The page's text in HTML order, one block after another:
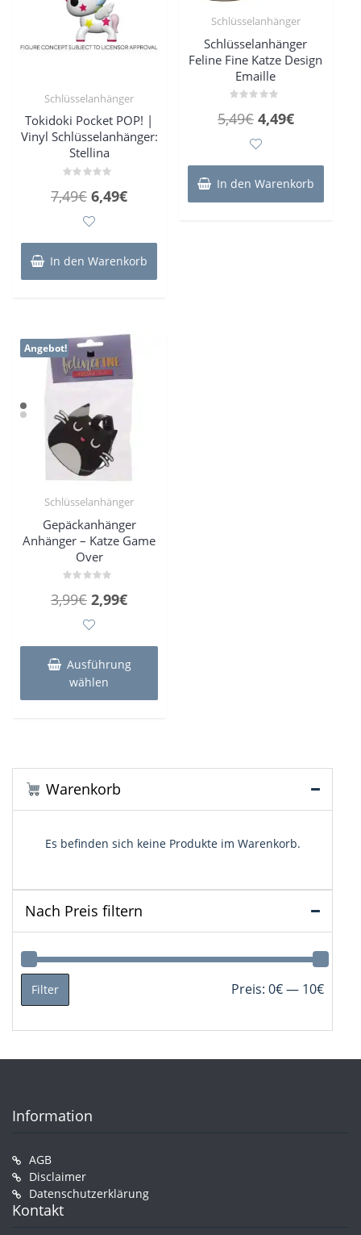
Schlüsselanhänger
Tokidoki Pocket POP! |
Vinyl Schlüsselanhänger:
Stellina
mit
7,49€ Ursprünglicher
Preis
war:
7,49€
6,49€Aktueller
ist:
6,49€.
In den Warenkorb
Schlüsselanhänger
Schlüsselanhänger
Feline Fine Katze Design
Emaille
mit
5,49€ Ursprünglicher
Preis
war:
5,49€
4,49€Aktueller
ist:
4,49€.
In den Warenkorb
Angebot!
Schlüsselanhänger
Gepäckanhänger
Anhänger – Katze Game
Over
mit
3,99€ Ursprünglicher
Preis
war:
3,99€
2,99€Aktueller
ist:
2,99€.
Ausführung
wählen
Dieses
der
gewählt
Warenkorb
Es befinden sich keine Produkte im Warenkorb.
Nach Preis filtern
Min.
Max.
Filter Preis: 0€— 10€
Information
AGB
Disclaimer
Datenschutzerklärung
Kontakt